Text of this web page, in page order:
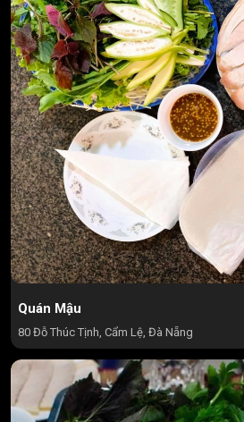
Quán Mậu
80 Đỗ Thúc Tịnh, Cẩm Lệ, Đà Nẵng